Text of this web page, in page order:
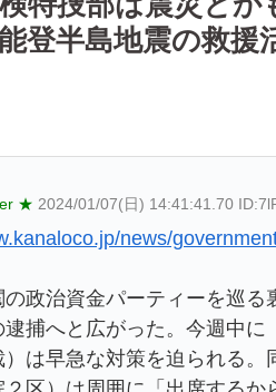
登半島地震の救援
★ 2024/01/07(日) 14:41:41.70
news/
の政治資金パーティーを巡
逮捕へと広がった。今週中
は早急な対策を迫られる